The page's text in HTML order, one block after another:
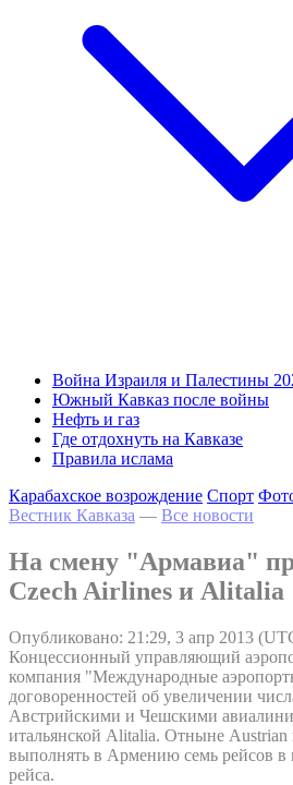
Война Израиля и Палестины
Южный Кавказ после войны
Нефть и газ
Где отдохнуть на Кавказе
Правила ислама
Карабахское возрождение Спорт
Вестник Кавказа — Все новости
На смену "Армавиа"
Czech Airlines и Alitalia
Опубликовано: 21:29, 3 апр 2013
Концессионный управляющий
компания "Международные
договоренностей об увеличении
Австрийскими и Чешскими
итальянской Alitalia. Отныне Austrian
выполнять в Армению семь рейсов в
рейса.